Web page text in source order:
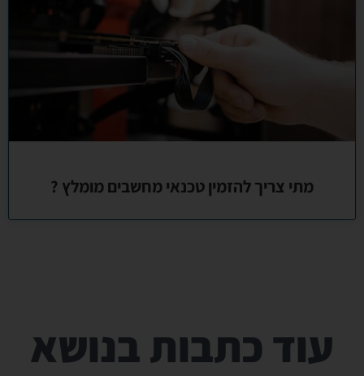
מתי צריך להזמין טכנאי מחשבים מומלץ ?
עוד כתבות בנושא